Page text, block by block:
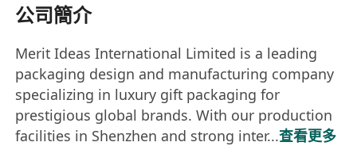
公司簡介
Merit Ideas International Limited is a leading
packaging design and manufacturing company
specializing in luxury gift packaging for
prestigious global brands. With our production
facilities in Shenzhen and strong inter...查看更多